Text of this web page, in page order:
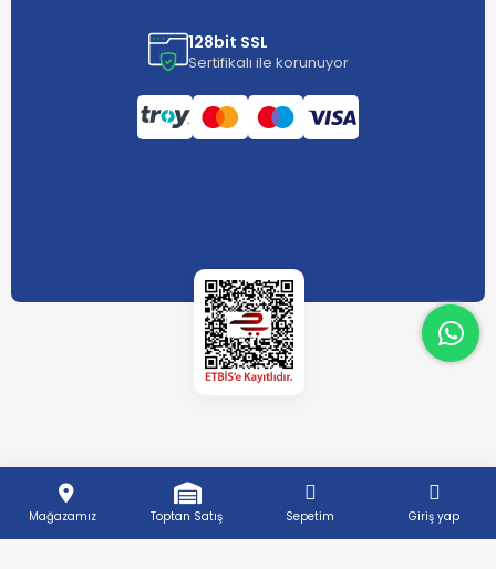
Mağazamız Toptan Satış Sepetim Giriş yap
128bit SSL
Sertifikalı ile korunuyor